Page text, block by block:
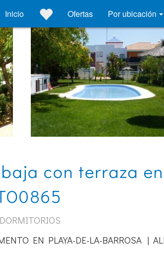
Inicio Ofertas Por ubicación
con terraza
DORMITORIOS
EN PLAYA-DE-LA-BARROSA |